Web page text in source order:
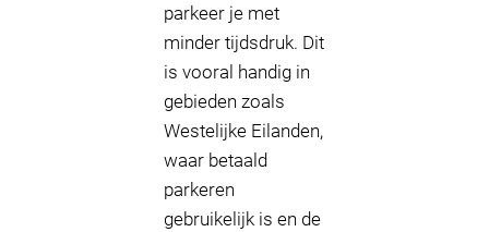
parkeer je met
minder tijdsdruk. Dit
is vooral handig in
gebieden zoals
Westelijke Eilanden,
waar betaald
parkeren
gebruikelijk is en de